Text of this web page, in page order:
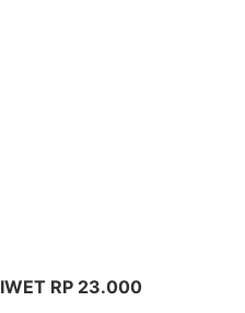
RP 23.000